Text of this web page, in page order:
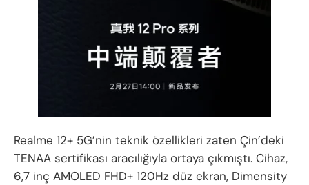
Realme 12+ 5G’nin teknik özellikleri zaten Çin’deki
TENAA sertifikası aracılığıyla ortaya çıkmıştı. Cihaz,
6,7 inç AMOLED FHD+ 120Hz düz ekran, Dimensity